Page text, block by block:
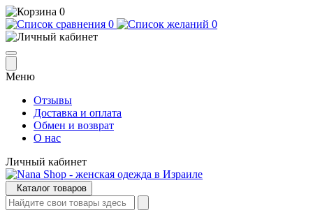
0
0
0
Меню
Отзывы
Доставка и оплата
Обмен и возврат
О нас
Личный кабинет
Каталог товаров